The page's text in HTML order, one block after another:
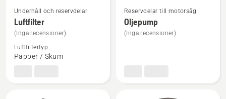
Se
mer
information
om
Luftfilter
Underhåll och reservdelar
Luftfilter
(Inga recensioner)
Luftfiltertyp
Papper / Skum
Se
mer
information
Reservdelar till motorsåg
Oljepump
(Inga recensioner)